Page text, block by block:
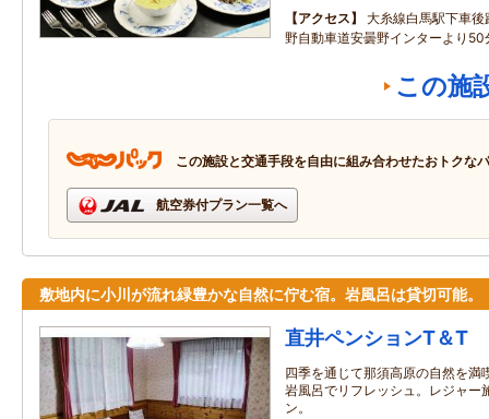
アクセス
大糸線白馬駅下車
野自動車道安曇野インターより50
この施
この施設と交通手段を自由に組み合わせたおトクな
航空券付プラン一覧へ
敷地内に小川が流れ緑豊かな自然に佇む宿。岩風呂は貸切可能。
直井ペンションT＆T
四季を通じて那須高原の自然を満
岩風呂でリフレッシュ。レジャー
ン。